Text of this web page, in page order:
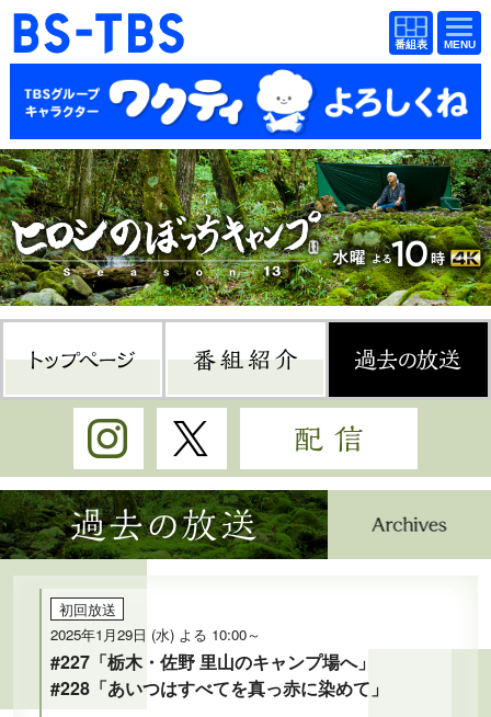
BS-TBS
番組
表
BS-TBS
番組
表
ドラマ 映画
紀行 報道
教養 スポーツ
音楽 エンタメ
アニメ ファンクラブ
検索
視聴方法 4K放送
イベント ショッピング
公式SNS プレゼント
ご意見・ご感想 会社情報
Instagram Twitter
過去の放送
初回放送
2025年1月29日 (水) よる 10:00～
#227「栃木・佐野 里山のキャンプ場へ」
#228「あいつはすべてを真っ赤に染めて」